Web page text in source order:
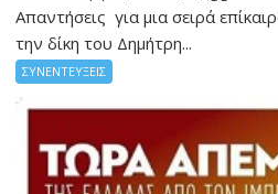
Απαντήσεις για μια σειρά
την δίκη του Δημήτρη...
ΣΥΝΕΝΤΕΥΞΕΙΣ